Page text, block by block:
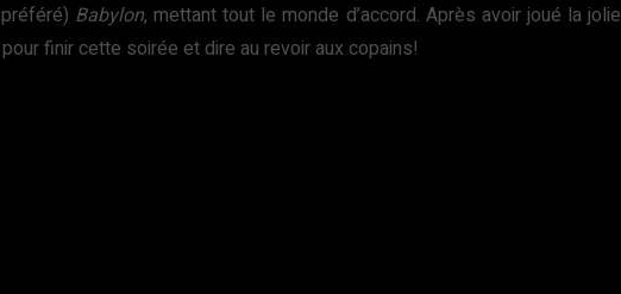
Babylon, mettant tout le monde d’accord. Après avoir joué la jolie
finir cette soirée et dire au revoir aux copains!